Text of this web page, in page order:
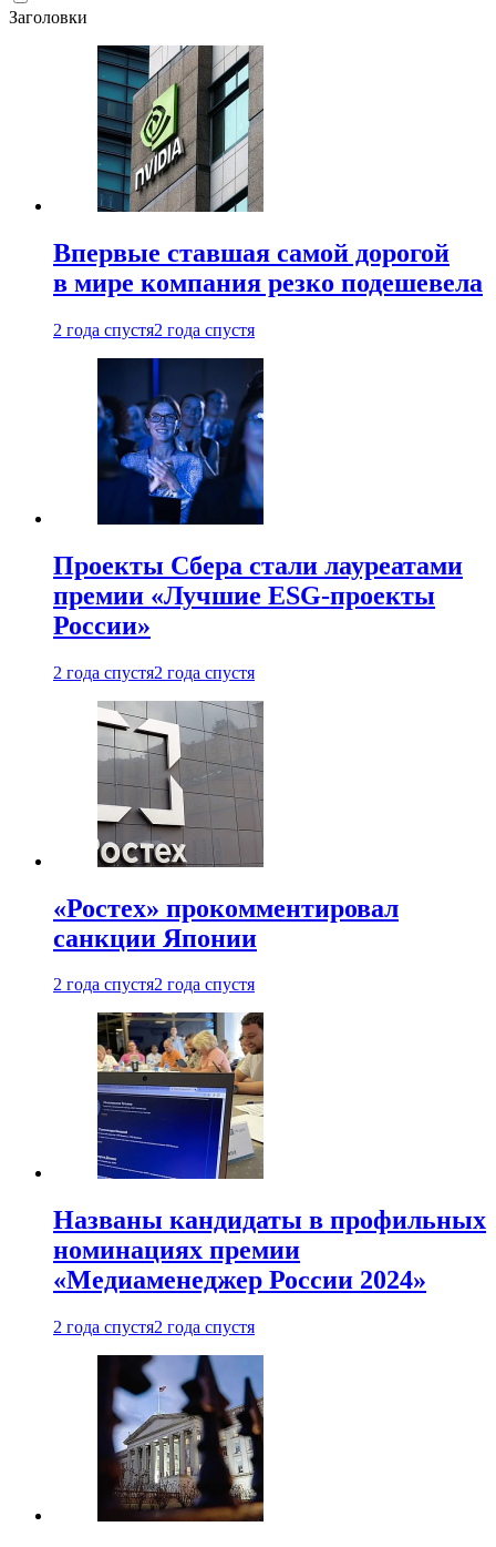
Заголовки
Впервые ставшая самой дорогой
в мире компания резко подешевела
2 года спустя2 года спустя
Проекты Сбера стали лауреатами
премии «Лучшие ESG-проекты
России»
2 года спустя2 года спустя
«Ростех» прокомментировал
санкции Японии
2 года спустя2 года спустя
Названы кандидаты в профильных
номинациях премии
«Медиаменеджер России 2024»
2 года спустя2 года спустя